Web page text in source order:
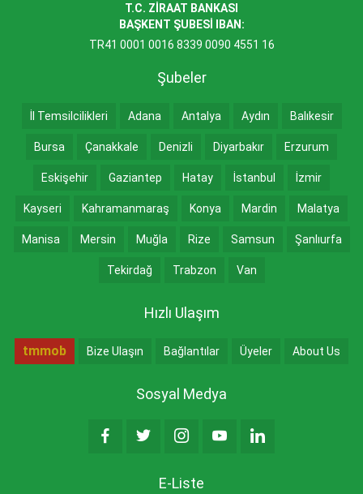
T.C. ZİRAAT BANKASI
BAŞKENT ŞUBESİ IBAN:
TR41 0001 0016 8339 0090 4551 16
Şubeler
İl Temsilcilikleri Adana Antalya Aydın Balıkesir
Bursa Çanakkale Denizli Diyarbakır Erzurum
Eskişehir Gaziantep Hatay İstanbul İzmir
Kayseri Kahramanmaraş Konya Mardin Malatya
Manisa Mersin Muğla Rize Samsun Şanlıurfa
Tekirdağ Trabzon Van
Hızlı Ulaşım
tmmob Bize Ulaşın Bağlantılar Üyeler About Us
Sosyal Medya
E-Liste